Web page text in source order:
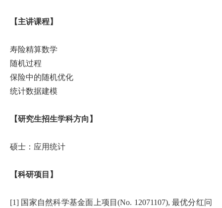
【主讲课程】
寿险精算数学
随机过程
保险中的随机优化
统计数据建模
【研究生招生学科方向】
硕士：应用统计
【科研项目】
[1] 国家自然科学基金面上项目(No. 12071107), 最优分红问